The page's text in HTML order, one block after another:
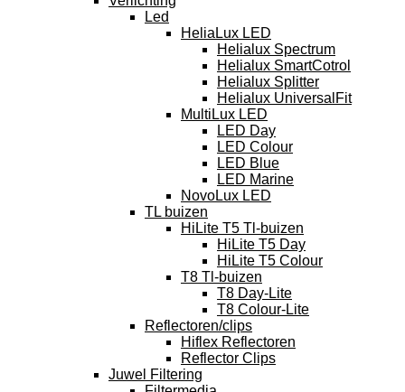
Led
HeliaLux LED
Helialux Spectrum
Helialux SmartCotrol
Helialux Splitter
Helialux UniversalFit
MultiLux LED
LED Day
LED Colour
LED Blue
LED Marine
NovoLux LED
TL buizen
HiLite T5 Tl-buizen
HiLite T5 Day
HiLite T5 Colour
T8 Tl-buizen
T8 Day-Lite
T8 Colour-Lite
Reflectoren/clips
Hiflex Reflectoren
Reflector Clips
Juwel Filtering